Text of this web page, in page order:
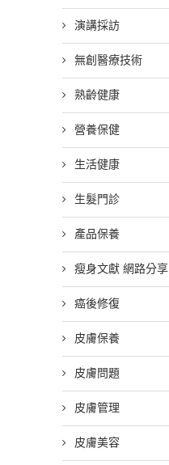
演講採訪
無創醫療技術
熟齡健康
營養保健
生活健康
生髮門診
產品保養
瘦身文獻 網路分享
癌後修復
皮膚保養
皮膚問題
皮膚管理
皮膚美容